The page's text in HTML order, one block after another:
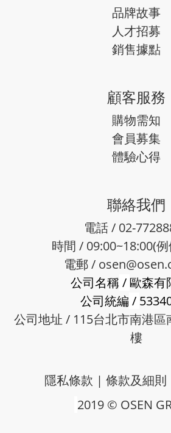
品牌故事
人才招募
銷售據點
顧客服務
購物需知
會員募集
體驗心得
聯絡我們
電話 / 02-
時間 / 09:00~18:00(
電郵 /
公司名稱/歐森有
公司統編 /
公司地址 / 115台北市南港區
樓
隱私條款 | 條款及細則
2019 © OSEN